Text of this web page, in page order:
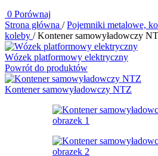
0 Porównaj
Strona główna / Pojemniki metalowe,
koleby / Kontener samowyładowczy
Wózek platformowy elektryczny
Powrót do produktów
Kontener samowyładowczy NTZ